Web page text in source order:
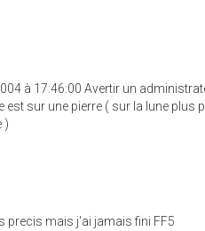
à 17:46:00 Avertir un
est sur une pierre ( sur la lune
)
precis mais j'ai jamais fini FF5